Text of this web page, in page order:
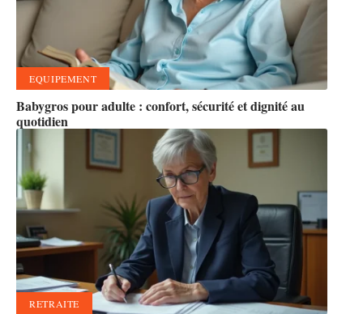
EQUIPEMENT
Babygros pour adulte : confort, sécurité et dignité au
quotidien
RETRAITE